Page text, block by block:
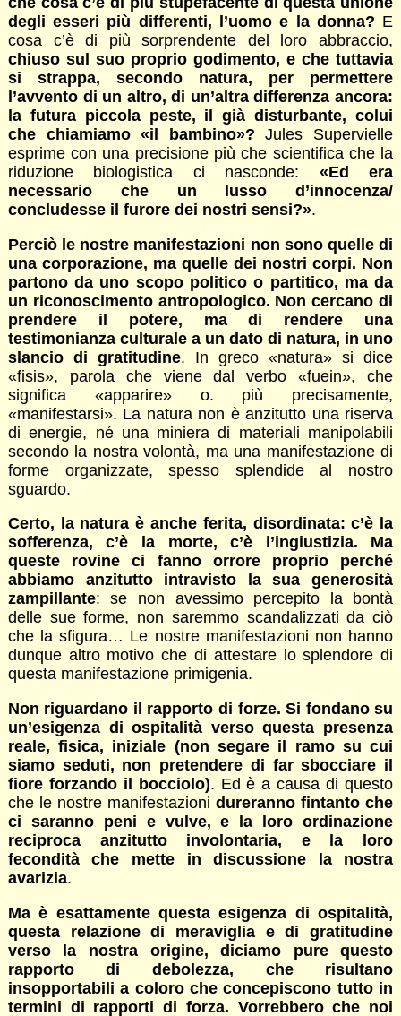
degli esseri più differenti, l’uomo e la donna? E
cosa c’è di più sorprendente del loro abbraccio,
chiuso sul suo proprio godimento, e che tuttavia
si strappa, secondo natura, per permettere
l’avvento di un altro, di un’altra differenza ancora:
la futura piccola peste, il già disturbante, colui
che chiamiamo «il bambino»? Jules Supervielle
esprime con una precisione più che scientifica che la
riduzione biologistica ci nasconde: «Ed era
necessario che un lusso d’innocenza/
concludesse il furore dei nostri sensi?».
Perciò le nostre manifestazioni non sono quelle di
una corporazione, ma quelle dei nostri corpi. Non
partono da uno scopo politico o partitico, ma da
un riconoscimento antropologico. Non cercano di
prendere il potere, ma di rendere una
testimonianza culturale a un dato di natura, in uno
slancio di gratitudine. In greco «natura» si dice
«fisis», parola che viene dal verbo «fuein», che
significa «apparire» o. più precisamente,
«manifestarsi». La natura non è anzitutto una riserva
di energie, né una miniera di materiali manipolabili
secondo la nostra volontà, ma una manifestazione di
forme organizzate, spesso splendide al nostro
sguardo.
Certo, la natura è anche ferita, disordinata: c’è la
sofferenza, c’è la morte, c’è l’ingiustizia. Ma
queste rovine ci fanno orrore proprio perché
abbiamo anzitutto intravisto la sua generosità
zampillante: se non avessimo percepito la bontà
delle sue forme, non saremmo scandalizzati da ciò
che la sfigura… Le nostre manifestazioni non hanno
dunque altro motivo che di attestare lo splendore di
questa manifestazione primigenia.
Non riguardano il rapporto di forze. Si fondano su
un’esigenza di ospitalità verso questa presenza
reale, fisica, iniziale (non segare il ramo su cui
siamo seduti, non pretendere di far sbocciare il
fiore forzando il bocciolo). Ed è a causa di questo
che le nostre manifestazionidureranno fintanto che
ci saranno peni e vulve, e la loro ordinazione
reciproca anzitutto involontaria, e la loro
fecondità che mette in discussione la nostra
avarizia.
Ma è esattamente questa esigenza di ospitalità,
questa relazione di meraviglia e di gratitudine
verso la nostra origine, diciamo pure questo
rapporto di debolezza, che risultano
insopportabili a coloro che concepiscono tutto in
termini di rapporti di forza. Vorrebbero che noi